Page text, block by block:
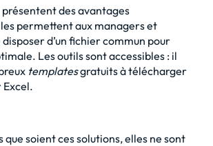
des avantages
permettent aux managers et
d’un fichier commun pour
Les outils sont accessibles : il
templatesgratuits à télécharger
Excel.
que soient ces solutions, elles ne sont